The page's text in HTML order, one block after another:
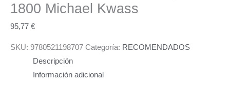
1800 Michael Kwass
95,77 €
SKU: 9780521198707 Categoría: RECOMENDADOS
Descripción
Información adicional